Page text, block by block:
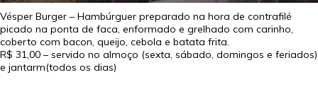
Vésper Burger – Hambúrguer preparado na hora de contrafilé
picado na ponta de faca, enformado e grelhado com carinho,
coberto com bacon, queijo, cebola e batata frita.
R$ 31,00 – servido no almoço (sexta, sábado, domingos e feriados)
e jantarm(todos os dias)